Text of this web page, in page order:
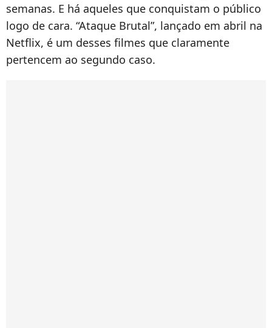
semanas. E há aqueles que conquistam o público
logo de cara. “Ataque Brutal”, lançado em abril na
Netflix, é um desses filmes que claramente
pertencem ao segundo caso.